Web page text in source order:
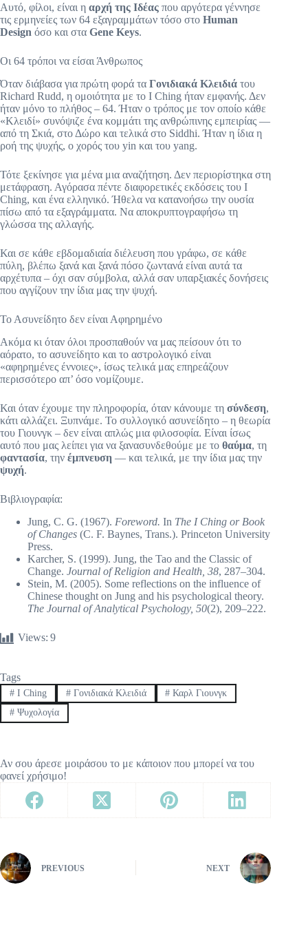
Αυτό, φίλοι, είναι η αρχή της Ιδέας που αργότερα γέννησε
τις ερμηνείες των 64 εξαγραμμάτων τόσο στο Human
Design όσο και στα Gene Keys.
Οι 64 τρόποι να είσαι Άνθρωπος
Όταν διάβασα για πρώτη φορά τα Γονιδιακά Κλειδιά του
Richard Rudd, η ομοιότητα με το Ι Ching ήταν εμφανής. Δεν
ήταν μόνο το πλήθος – 64. Ήταν ο τρόπος με τον οποίο κάθε
«Κλειδί» συνόψιζε ένα κομμάτι της ανθρώπινης εμπειρίας —
από τη Σκιά, στο Δώρο και τελικά στο Siddhi. Ήταν η ίδια η
ροή της ψυχής, ο χορός του yin και του yang.
Τότε ξεκίνησε για μένα μια αναζήτηση. Δεν περιορίστηκα στη
μετάφραση. Αγόρασα πέντε διαφορετικές εκδόσεις του Ι
Ching, και ένα ελληνικό. Ήθελα να κατανοήσω την ουσία
πίσω από τα εξαγράμματα. Να αποκρυπτογραφήσω τη
γλώσσα της αλλαγής.
Και σε κάθε εβδομαδιαία διέλευση που γράφω, σε κάθε
πύλη, βλέπω ξανά και ξανά πόσο ζωντανά είναι αυτά τα
αρχέτυπα – όχι σαν σύμβολα, αλλά σαν υπαρξιακές δονήσεις
που αγγίζουν την ίδια μας την ψυχή.
Το Ασυνείδητο δεν είναι Αφηρημένο
Ακόμα κι όταν όλοι προσπαθούν να μας πείσουν ότι το
αόρατο, το ασυνείδητο και το αστρολογικό είναι
«αφηρημένες έννοιες», ίσως τελικά μας επηρεάζουν
περισσότερο απ’ όσο νομίζουμε.
Και όταν έχουμε την πληροφορία, όταν κάνουμε τη σύνδεση,
κάτι αλλάζει. Ξυπνάμε. Το συλλογικό ασυνείδητο – η θεωρία
του Γιουνγκ – δεν είναι απλώς μια φιλοσοφία. Είναι ίσως
αυτό που μας λείπει για να ξανασυνδεθούμε με το θαύμα, τη
φαντασία, την έμπνευση — και τελικά, με την ίδια μας την
ψυχή.
Βιβλιογραφία:
Jung, C. G. (1967). Foreword. In The I Ching or Book
of Changes (C. F. Baynes, Trans.). Princeton University
Press.
Karcher, S. (1999). Jung, the Tao and the Classic of
Change. Journal of Religion and Health, 38, 287–304.
Stein, M. (2005). Some reflections on the influence of
Chinese thought on Jung and his psychological theory.
The Journal of Analytical Psychology, 50(2), 209–222.
Views: 9
Tags
#I Ching #Γονιδιακά Κλειδιά # Καρλ Γιουνγκ
#Ψυχολογία
Αν σου άρεσε μοιράσου το με κάποιον που μπορεί να του
φανεί χρήσιμο!
PREVIOUS NEXT